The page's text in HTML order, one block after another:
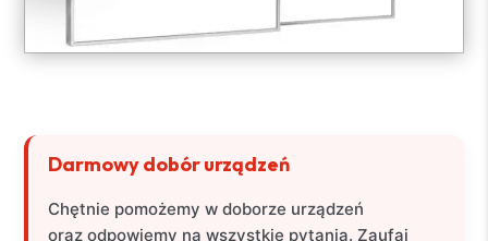
Darmowy dobór urządzeń
Chętnie pomożemy w doborze urządzeń
oraz odpowiemy na wszystkie pytania. Zaufaj